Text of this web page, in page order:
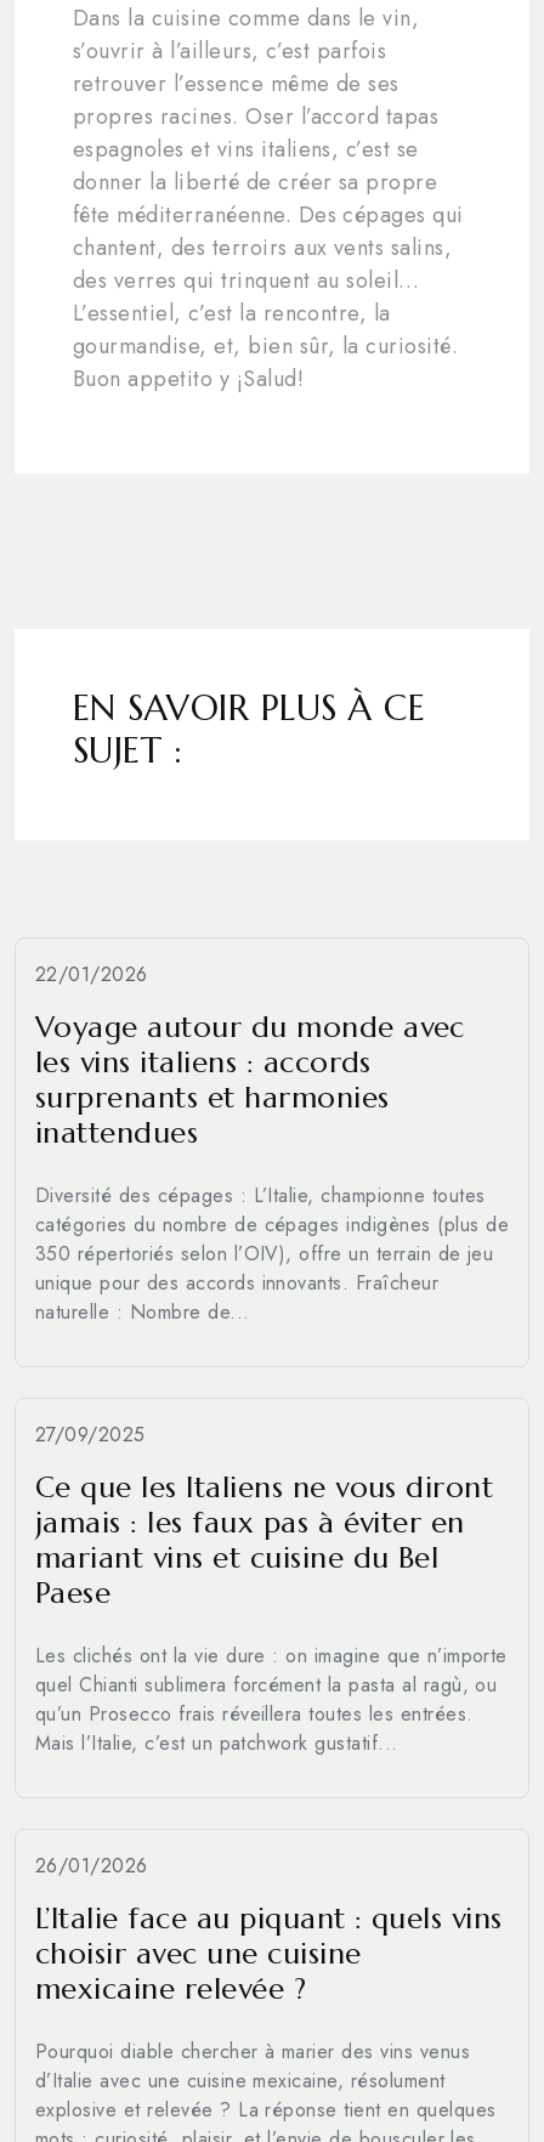
Dans la cuisine comme dans le vin,
s’ouvrir à l’ailleurs, c’est parfois
retrouver l’essence même de ses
propres racines. Oser l’accord tapas
espagnoles et vins italiens, c’est se
donner la liberté de créer sa propre
fête méditerranéenne. Des cépages qui
chantent, des terroirs aux vents salins,
des verres qui trinquent au soleil…
L’essentiel, c’est la rencontre, la
gourmandise, et, bien sûr, la curiosité.
Buon appetito y ¡Salud!
EN SAVOIR PLUS À CE
SUJET :
22/01/2026
Voyage autour du monde avec
les vins italiens : accords
surprenants et harmonies
inattendues
Diversité des cépages : L’Italie, championne toutes
catégories du nombre de cépages indigènes (plus de
350 répertoriés selon l’OIV), offre un terrain de jeu
unique pour des accords innovants. Fraîcheur
naturelle : Nombre de...
27/09/2025
Ce que les Italiens ne vous diront
jamais : les faux pas à éviter en
mariant vins et cuisine du Bel
Paese
Les clichés ont la vie dure : on imagine que n’importe
quel Chianti sublimera forcément la pasta al ragù, ou
qu’un Prosecco frais réveillera toutes les entrées.
Mais l’Italie, c’est un patchwork gustatif...
26/01/2026
L’Italie face au piquant : quels vins
choisir avec une cuisine
mexicaine relevée ?
Pourquoi diable chercher à marier des vins venus
d’Italie avec une cuisine mexicaine, résolument
explosive et relevée ? La réponse tient en quelques